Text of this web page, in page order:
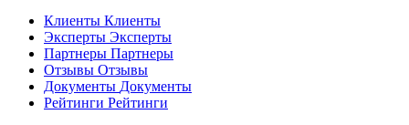
Клиенты Клиенты
Эксперты Эксперты
Партнеры Партнеры
Отзывы Отзывы
Документы Документы
Рейтинги Рейтинги